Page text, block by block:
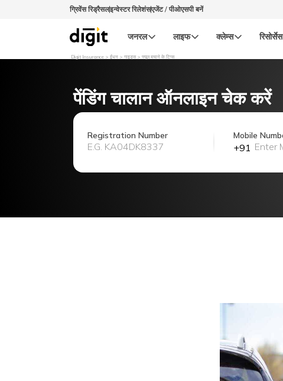
ग्रिवेंस रिड्रैसलइन्वेस्टर रिलेशंसएजेंट / पीओएसपी बनें
जनरल लाइफ क्लेम्स रिसोर्सेस
Digit Insurance ईंधन गाइड्स फ्यूल बचाने के टिप्स
पेंडिंग चालान ऑनलाइन चेक करें
Registration Number Mobile
+91